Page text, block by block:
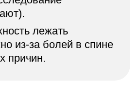
лежать
из-за болей в спине
причин.